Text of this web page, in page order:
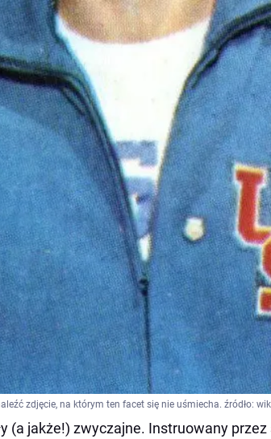
zdjęcie, na którym ten facet się nie uśmiecha. źródło:
(a jakże!) zwyczajne. Instruowany